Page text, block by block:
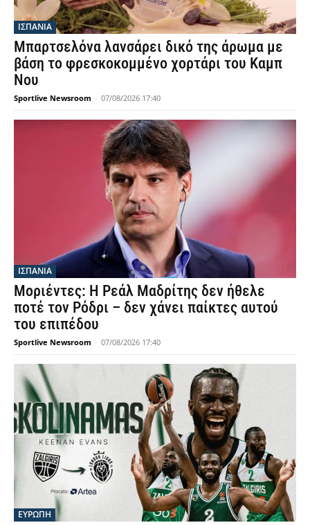
ΙΣΠΑΝΙΑ
Μπαρτσελόνα λανσάρει δικό της άρωμα με
βάση το φρεσκοκομμένο χορτάρι του Καμπ
Νου
Sportlive Newsroom - 07/08/2026 17:40
ΙΣΠΑΝΙΑ
Μοριέντες: Η Ρεάλ Μαδρίτης δεν ήθελε
ποτέ τον Ρόδρι – δεν χάνει παίκτες αυτού
του επιπέδου
Sportlive Newsroom - 07/08/2026 17:40
ΕΥΡΩΠΗ